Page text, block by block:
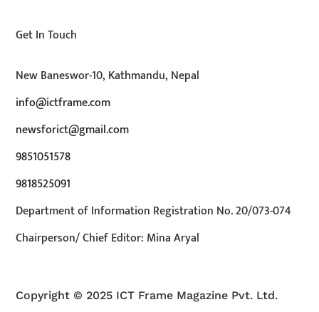
Get In Touch
New Baneswor-10, Kathmandu, Nepal
info@ictframe.com
newsforict@gmail.com
9851051578
9818525091
Department of Information Registration No. 20/073-074
Chairperson/ Chief Editor: Mina Aryal
Copyright © 2025 ICT Frame Magazine Pvt. Ltd.